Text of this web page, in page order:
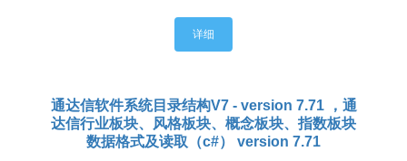
详细
通达信软件系统目录结构V7 - version 7.71 ，通
达信行业板块、风格板块、概念板块、指数板块
数据格式及读取（c#） version 7.71